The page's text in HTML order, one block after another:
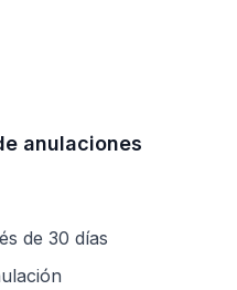
anulaciones
de 30 días